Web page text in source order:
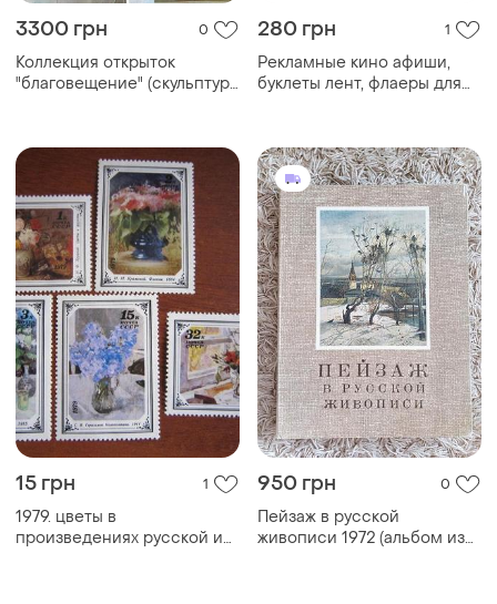
15 грн 1
1979. цветы в
произведениях русской и
советской живописи.
950 грн 0
Пейзаж в русской
живописи 1972 (альбом из
42 репродукций)
ТОП объявлений